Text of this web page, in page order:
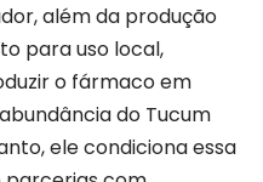
além da produção
para uso local,
o fármaco em
do Tucum
ele condiciona essa